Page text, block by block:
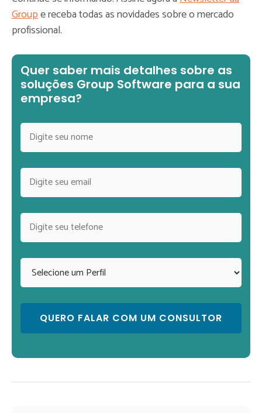
Groupe receba todas as novidades sobre o mercado
profissional.
Quer saber mais detalhes sobre as
soluções Group Software para a sua
empresa?